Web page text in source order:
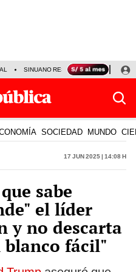
SINUANO RESULTADOS HOY
SOCIEDAD MUNDO
17 Jun 2025 | 14:08 h
sabe
el líder
y no descarta
fácil"